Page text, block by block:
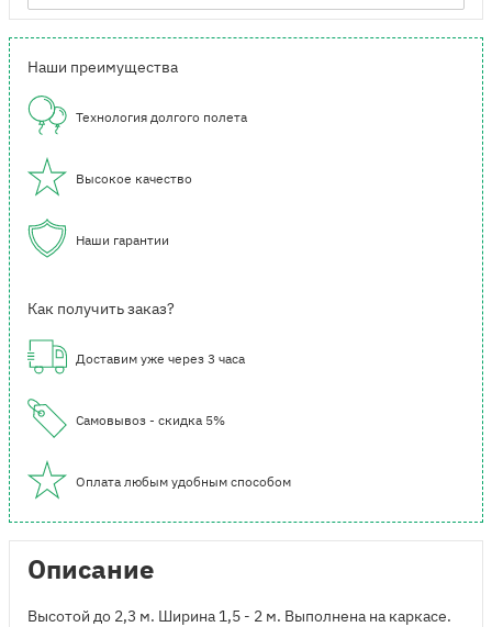
Наши преимущества
Технология долгого полета
Высокое качество
Наши гарантии
Как получить заказ?
Доставим уже через 3 часа
Самовывоз - скидка 5%
Оплата любым удобным способом
Описание
Высотой до 2,3 м. Ширина 1,5 - 2 м. Выполнена на каркасе.